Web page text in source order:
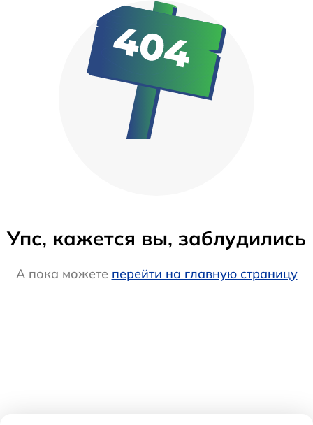
Упс, кажется вы, заблудились
А пока можете перейти на главную страницу